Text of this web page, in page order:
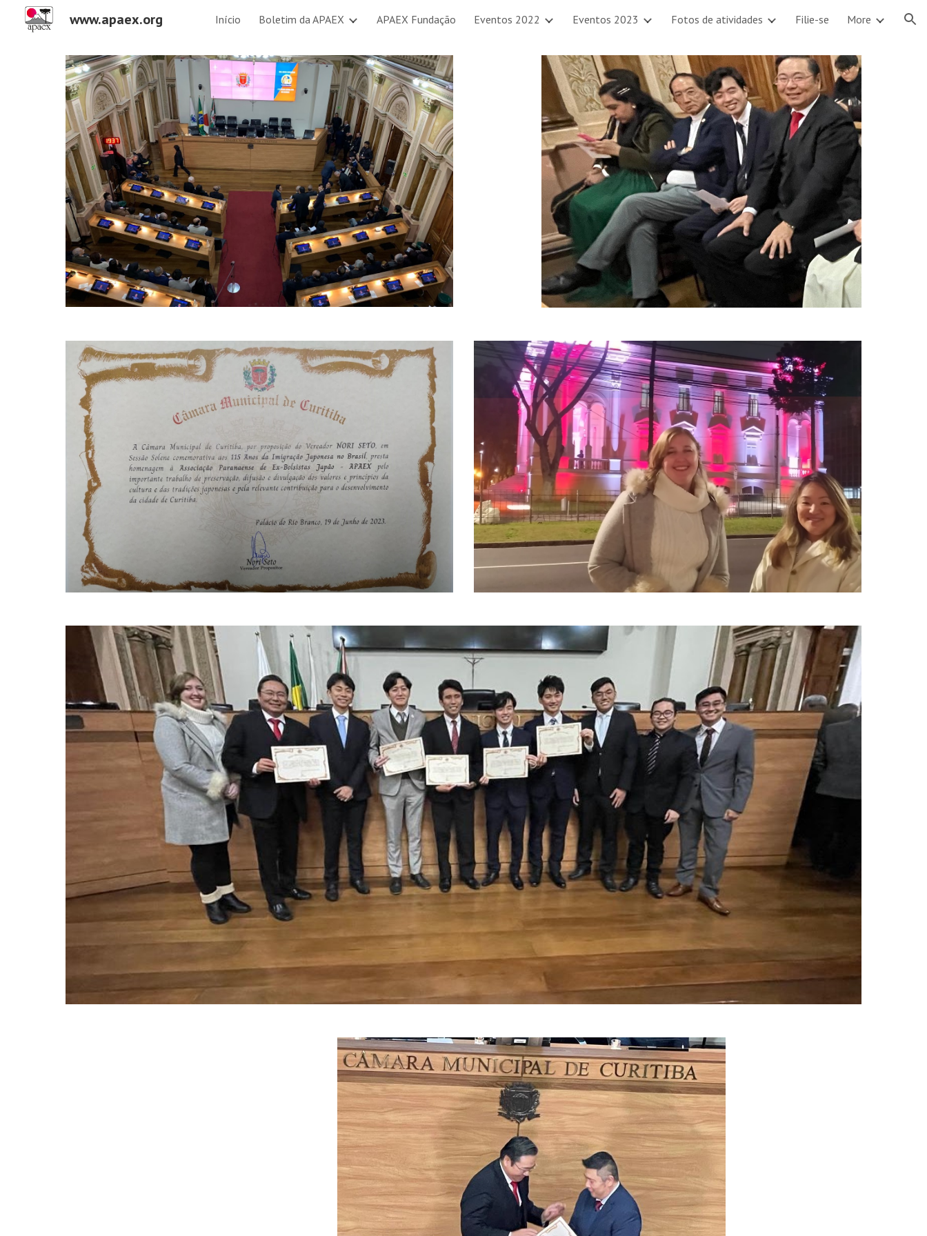
Skip to main content Skip to navigation
www.apaex.org Início Boletim da APAEX APAEX Fundação Eventos 2022 Eventos 2023 Fotos de atividades Filie-se More